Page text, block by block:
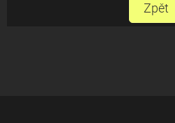
Zpět